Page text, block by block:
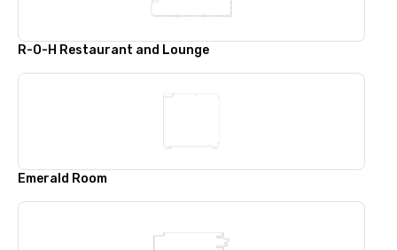
R-O-H Restaurant and Lounge
Emerald Room